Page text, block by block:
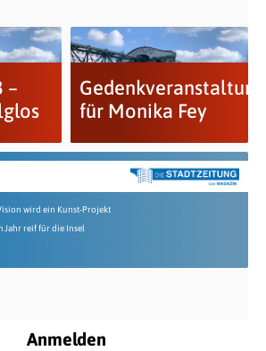
–
Gedenkveranstaltung
für Monika Fey
wird ein Kunst-Projekt
Jahr reif für die Insel
Anmelden